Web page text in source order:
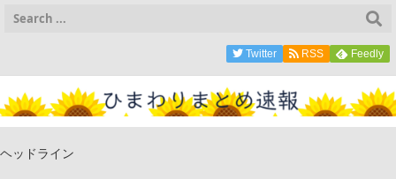
Twitter RSS Feedly
ヘッドライン